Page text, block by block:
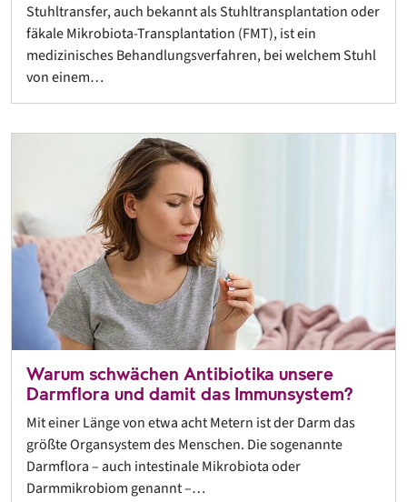
Stuhltransfer, auch bekannt als Stuhltransplantation oder
fäkale Mikrobiota-Transplantation (FMT), ist ein
medizinisches Behandlungsverfahren, bei welchem Stuhl
von einem…
Warum schwächen Antibiotika unsere
Darmflora und damit das Immunsystem?
Mit einer Länge von etwa acht Metern ist der Darm das
größte Organsystem des Menschen. Die sogenannte
Darmflora – auch intestinale Mikrobiota oder
Darmmikrobiom genannt –…